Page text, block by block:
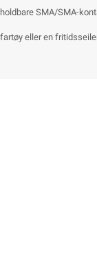
SMA/SMA-
eller en